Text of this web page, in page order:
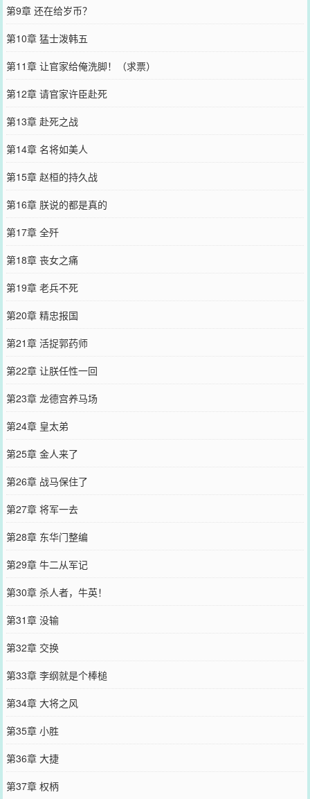
第9章 还在给岁币？
第10章 猛士泼韩五
第11章 让官家给俺洗脚！（求票）
第12章 请官家许臣赴死
第13章 赴死之战
第14章 名将如美人
第15章 赵桓的持久战
第16章 朕说的都是真的
第17章 全歼
第18章 丧女之痛
第19章 老兵不死
第20章 精忠报国
第21章 活捉郭药师
第22章 让朕任性一回
第23章 龙德宫养马场
第24章 皇太弟
第25章 金人来了
第26章 战马保住了
第27章 将军一去
第28章 东华门整编
第29章 牛二从军记
第30章 杀人者，牛英！
第31章 没输
第32章 交换
第33章 李纲就是个棒槌
第34章 大将之风
第35章 小胜
第36章 大捷
第37章 权柄